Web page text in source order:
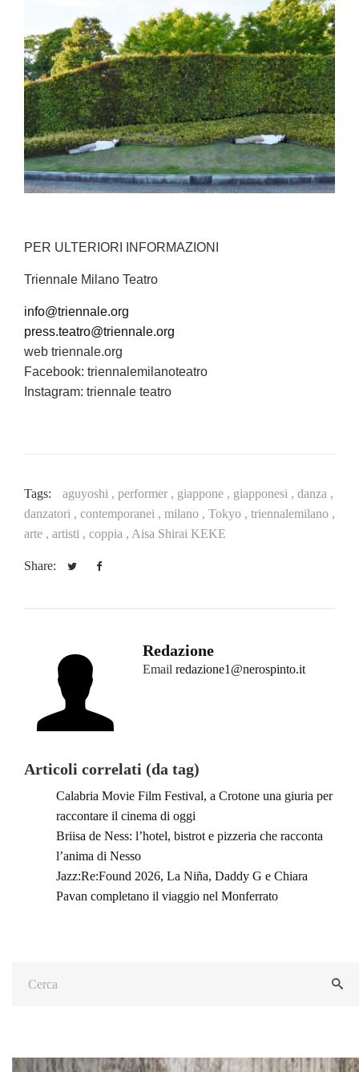
PER ULTERIORI INFORMAZIONI
Triennale Milano Teatro
info@triennale.org
press.teatro@triennale.org
web triennale.org
Facebook: triennalemilanoteatro
Instagram: triennale teatro
Tags: aguyoshi , performer , giappone , giapponesi , danza ,
danzatori , contemporanei , milano , Tokyo , triennalemilano ,
arte , artisti , coppia , Aisa Shirai KEKE
Share:
Redazione
Email redazione1@nerospinto.it
Articoli correlati (da tag)
Calabria Movie Film Festival, a Crotone una giuria per
raccontare il cinema di oggi
Briisa de Ness: l’hotel, bistrot e pizzeria che racconta
l’anima di Nesso
Jazz:Re:Found 2026, La Niña, Daddy G e Chiara
Pavan completano il viaggio nel Monferrato